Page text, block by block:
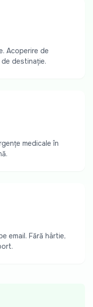
Acoperire de
destinație.
medicale în
email. Fără hârtie,